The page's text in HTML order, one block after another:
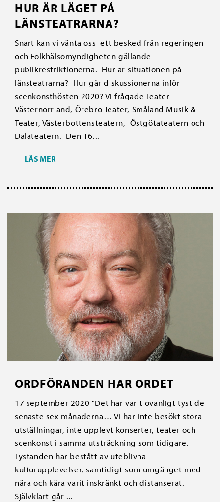
HUR ÄR LÄGET PÅ
LÄNSTEATRARNA?
Snart kan vi vänta oss ett besked från regeringen
och Folkhälsomyndigheten gällande
publikrestriktionerna. Hur är situationen på
länsteatrarna? Hur går diskussionerna inför
scenkonsthösten 2020? Vi frågade Teater
Västernorrland, Örebro Teater, Småland Musik &
Teater, Västerbottensteatern, Östgötateatern och
Dalateatern. Den 16...
LÄS MER
ORDFÖRANDEN HAR ORDET
17 september 2020 "Det har varit ovanligt tyst de
senaste sex månaderna… Vi har inte besökt stora
utställningar, inte upplevt konserter, teater och
scenkonst i samma utsträckning som tidigare.
Tystanden har bestått av uteblivna
kulturupplevelser, samtidigt som umgänget med
nära och kära varit inskränkt och distanserat.
Självklart går ...